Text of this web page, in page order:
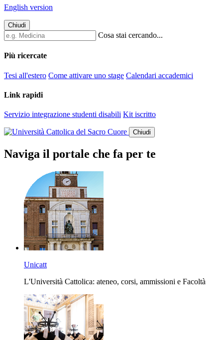
English version
Chiudi
Cosa stai cercando...
Più ricercate
Tesi all'estero Come attivare uno stage Calendari accademici
Link rapidi
Servizio integrazione studenti disabili Kit iscritto
Chiudi
Naviga il portale che fa per te
Unicatt
L'Università Cattolica: ateneo, corsi, ammissioni e Facoltà